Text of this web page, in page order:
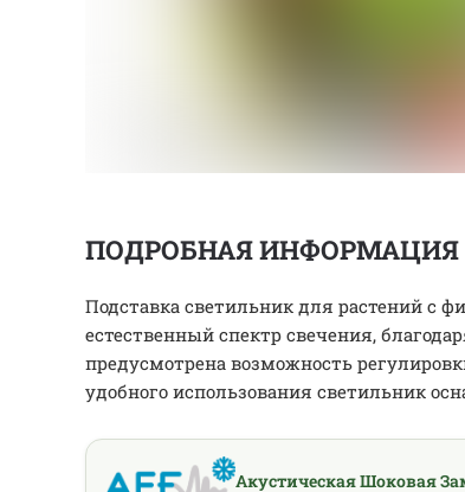
ПОДРОБНАЯ ИНФОРМАЦИЯ
Подставка светильник для растений с
естественный спектр свечения,
предусмотрена возможность
удобного использования светильник
Акустическая Шоковая